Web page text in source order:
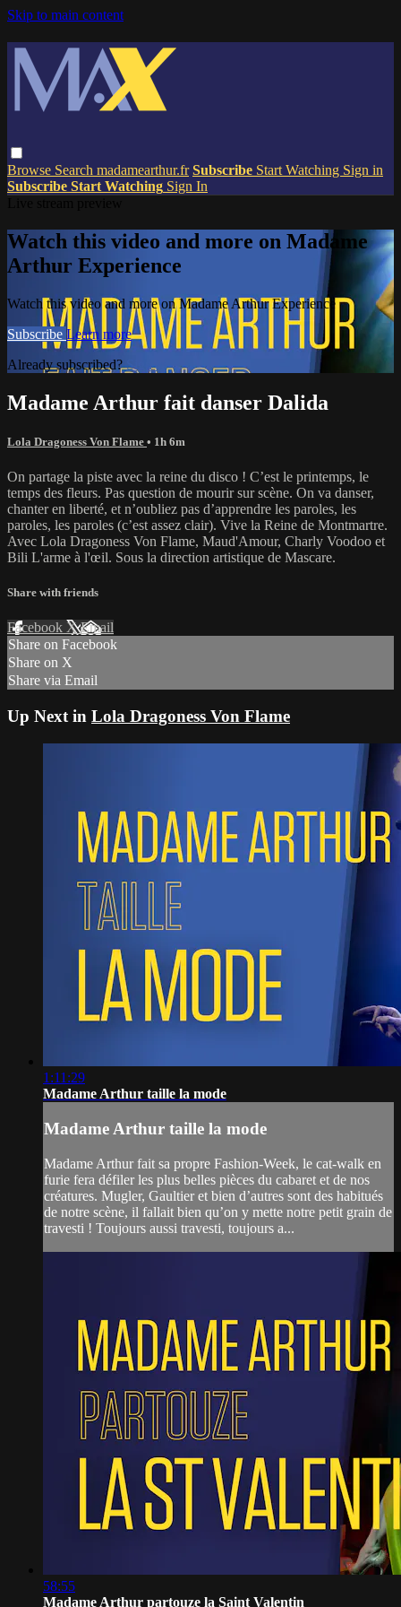
Skip to main content
Browse Search madamearthur.fr Subscribe Start Watching Sign in
Subscribe Start Watching Sign In
Watch this video and more on Madame
Arthur Experience
Watch this video and more on Madame Arthur Experience
Subscribe Learn more
Already subscribed?Sign in
Madame Arthur fait danser Dalida
Lola Dragoness Von Flame • 1h 6m
On partage la piste avec la reine du disco ! C’est le printemps, le
temps des fleurs. Pas question de mourir sur scène. On va danser,
chanter en liberté, et n’oubliez pas d’apprendre les paroles, les
paroles, les paroles (c’est assez clair). Vive la Reine de Montmartre.
Avec Lola Dragoness Von Flame, Maud'Amour, Charly Voodoo et
Bili L'arme à l'œil. Sous la direction artistique de Mascare.
Share with friends
Facebook XEmail
Share on Facebook
Share on X
Share via Email
Up Next in Lola Dragoness Von Flame
1:11:29
Madame Arthur taille la mode
Madame Arthur taille la mode
Madame Arthur fait sa propre Fashion-Week, le cat-walk en
furie fera défiler les plus belles pièces du cabaret et de nos
créatures. Mugler, Gaultier et bien d’autres sont des habitués
de notre scène, il fallait bien qu’on y mette notre petit grain de
travesti ! Toujours aussi travesti, toujours a...
58:55
Madame Arthur partouze la Saint Valentin